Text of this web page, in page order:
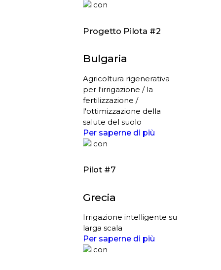
Progetto Pilota #2
Bulgaria
Agricoltura rigenerativa
per l'irrigazione / la
fertilizzazione /
l'ottimizzazione della
salute del suolo
Per saperne di più
Pilot #7
Grecia
Irrigazione intelligente su
larga scala
Per saperne di più